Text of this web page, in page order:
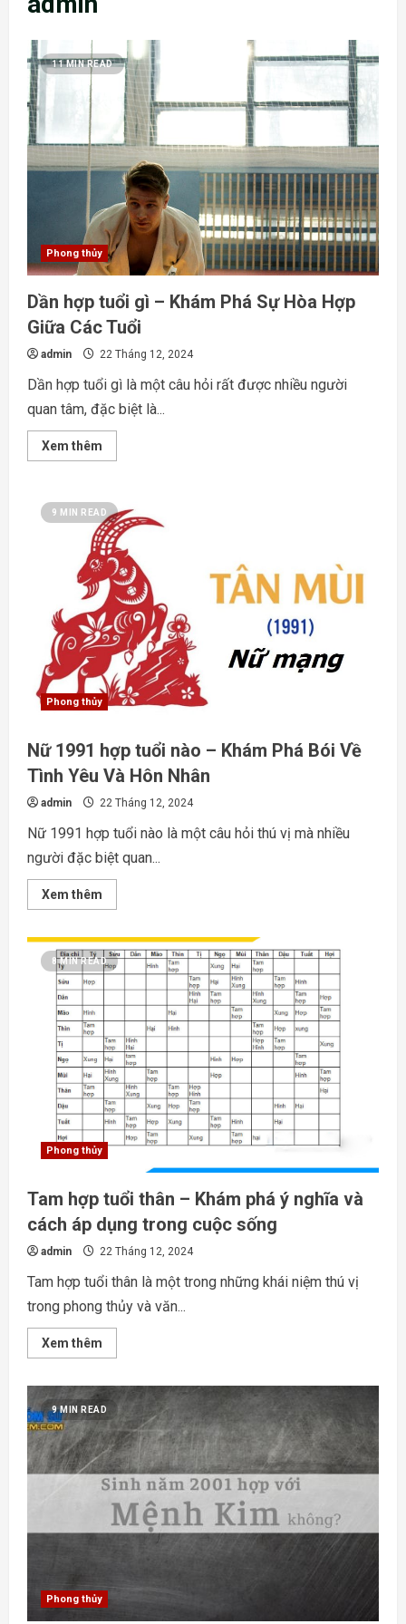
11 MIN READ
Phong thủy
Dần hợp tuổi gì – Khám Phá Sự Hòa Hợp
Giữa Các Tuổi
admin 22 Tháng 12, 2024
Dần hợp tuổi gì là một câu hỏi rất được nhiều người
quan tâm, đặc biệt là...
Xem thêm
more
tuổi
gì
–
Khám
Phá
Sự
Hòa
Hợp
Giữa
Các
Tuổi
9 MIN READ
Phong thủy
Nữ 1991 hợp tuổi nào – Khám Phá Bói Về
Tình Yêu Và Hôn Nhân
admin 22 Tháng 12, 2024
Nữ 1991 hợp tuổi nào là một câu hỏi thú vị mà nhiều
người đặc biệt quan...
Xem thêm
more
1991
hợp
tuổi
–
Khám
Phá
Bói
Về
Tình
Yêu
Và
Hôn
Nhân
8 MIN READ
Phong thủy
Tam hợp tuổi thân – Khám phá ý nghĩa và
cách áp dụng trong cuộc sống
admin 22 Tháng 12, 2024
Tam hợp tuổi thân là một trong những khái niệm thú vị
trong phong thủy và văn...
Xem thêm
more
tuổi
thân
–
Khám
phá
ý
nghĩa
và
cách
áp
dụng
9 MIN READ
Phong thủy